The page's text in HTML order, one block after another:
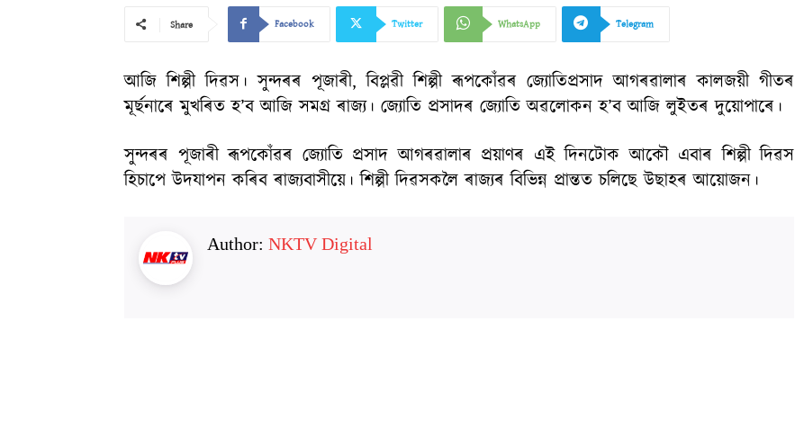
Share Facebook Twitter WhatsApp Telegram
আজি শিল্পী দিৱস। সুন্দৰৰ পূজাৰী, বিপ্লৱী শিল্পী ৰূপকোঁৱৰ জ্যোতিপ্ৰসাদ আগৰৱালাৰ কালজয়ী গীতৰ
মূৰ্ছনাৰে মুখৰিত হ’ব আজি সমগ্ৰ ৰাজ্য। জ্যোতি প্ৰসাদৰ জ্যোতি অৱলোকন হ’ব আজি লুইতৰ দুয়োপাৰে।
সুন্দৰৰ পূজাৰী ৰূপকোঁৱৰ জ্যোতি প্ৰসাদ আগৰৱালাৰ প্ৰয়াণৰ এই দিনটোক আকৌ এবাৰ শিল্পী দিৱস
হিচাপে উদযাপন কৰিব ৰাজ্যবাসীয়ে। শিল্পী দিৱসকলৈ ৰাজ্যৰ বিভিন্ন প্ৰান্তত চলিছে উছাহৰ আয়োজন।
Author: NKTV Digital